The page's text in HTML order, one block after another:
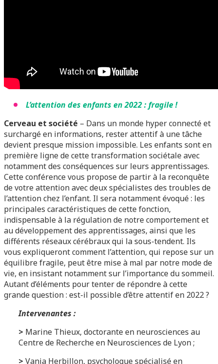
L’attention des enfants en 2022 : fragile !
Cerveau et société – Dans un monde hyper connecté et
surchargé en informations, rester attentif à une tâche
devient presque mission impossible. Les enfants sont en
première ligne de cette transformation sociétale avec
notamment des conséquences sur leurs apprentissages.
Cette conférence vous propose de partir à la reconquête
de votre attention avec deux spécialistes des troubles de
l’attention chez l’enfant. Il sera notamment évoqué : les
principales caractéristiques de cette fonction,
indispensable à la régulation de notre comportement et
au développement des apprentissages, ainsi que les
différents réseaux cérébraux qui la sous-tendent. Ils
vous expliqueront comment l’attention, qui repose sur un
équilibre fragile, peut être mise à mal par notre mode de
vie, en insistant notamment sur l’importance du sommeil.
Autant d’éléments pour tenter de répondre à cette
grande question : est-il possible d’être attentif en 2022 ?
Intervenantes :
> Marine Thieux, doctorante en neurosciences au
Centre de Recherche en Neurosciences de Lyon ;
> Vania Herbillon, psychologue spécialisé en